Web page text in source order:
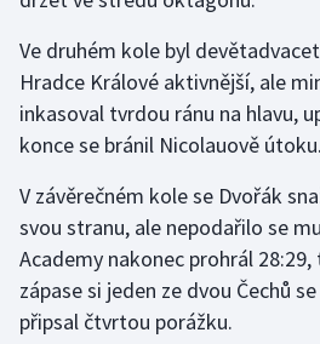
Futsal
Golf
Házená
Jezdectví
Ve druhém kole byl
Hradce Králové aktivnější, ale
inkasoval tvrdou ránu na hlavu,
konce se bránil Nicolauově útoku.
V závěrečném kole se Dvořák
svou stranu, ale nepodařilo se
Academy nakonec prohrál 28:29,
zápase si jeden ze dvou Čechů
připsal čtvrtou porážku.